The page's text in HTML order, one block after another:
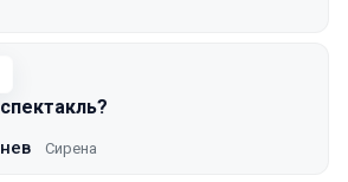
Сирена